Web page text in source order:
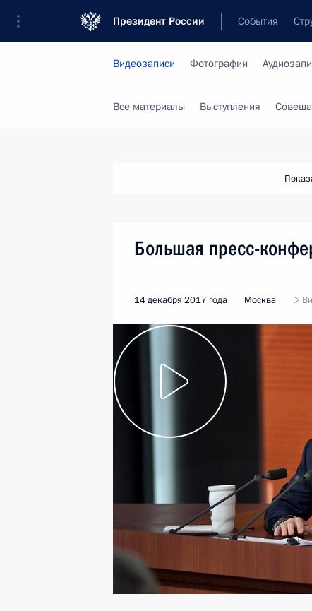
Президент России События
Видеозаписи Фотографии
Все материалы Выступления
Большая пресс-
14 декабря 2017 года Москва